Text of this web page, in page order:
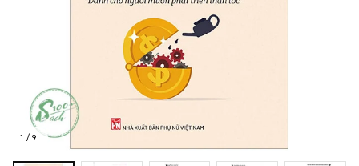
1 / 9